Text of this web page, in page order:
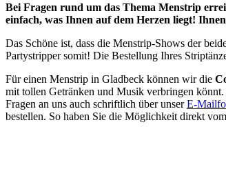
Bei Fragen rund um das Thema Menstrip
einfach, was Ihnen auf dem Herzen liegt!
Das Schöne ist, dass die Menstrip-Shows der
Partystripper somit! Die Bestellung Ihres
Für einen Menstrip in Gladbeck können wir die
mit tollen Getränken und Musik verbringen
Fragen an uns auch schriftlich über unserE-
bestellen. So haben Sie die Möglichkeit direkt